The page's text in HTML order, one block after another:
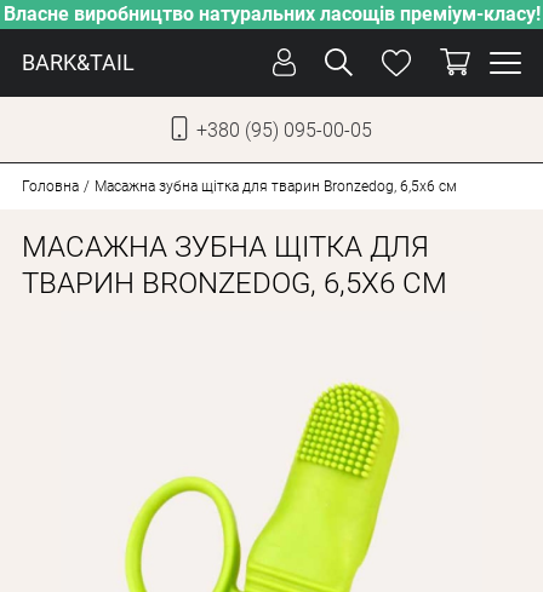
Власне виробництво натуральних ласощів преміум-класу!
BARK&TAIL
+380 (95) 095-00-05
СОБАКИ
КОТИ
НОВИНКИ
АКЦІЇ
БЛОГ
Оплата і доставка
Головна Масажна зубна щітка для тварин Bronzedog, 6,5х6 см
МАСАЖНА ЗУБНА ЩІТКА ДЛЯ
ТВАРИН BRONZEDOG, 6,5Х6 СМ